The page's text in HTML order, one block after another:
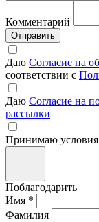
Комментарий
Отправить
Даю Согласие на
соответствии с
Даю Согласие на
рассылки
Принимаю условия
Поблагодарить
Имя *
Фамилия